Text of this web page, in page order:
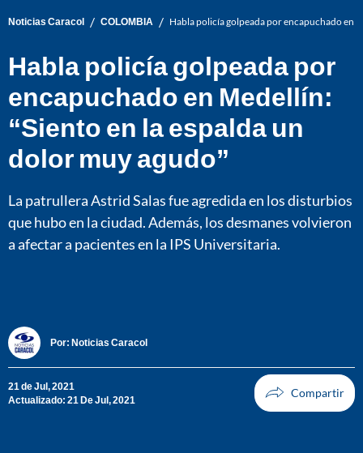
Noticias Caracol / COLOMBIA / Habla policía golpeada por encapuchado en
Habla policía golpeada por
encapuchado en Medellín:
“Siento en la espalda un
dolor muy agudo”
La patrullera Astrid Salas fue agredida en los disturbios
que hubo en la ciudad. Además, los desmanes volvieron
a afectar a pacientes en la IPS Universitaria.
Por: Noticias Caracol
21 de Jul, 2021
Actualizado: 21 De Jul, 2021